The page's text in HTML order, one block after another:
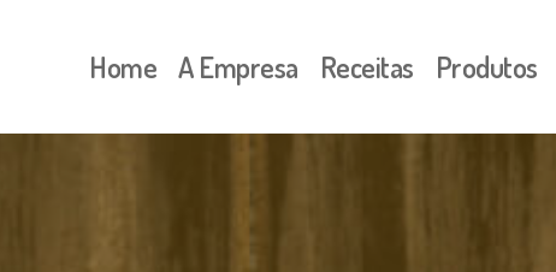
Home A Empresa Receitas Produtos